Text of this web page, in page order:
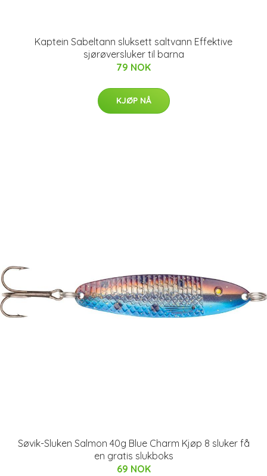
Kaptein Sabeltann sluksett saltvann Effektive
sjørøversluker til barna
79 NOK
KJØP NÅ
Søvik-Sluken Salmon 40g Blue Charm Kjøp 8 sluker få
en gratis slukboks
69 NOK